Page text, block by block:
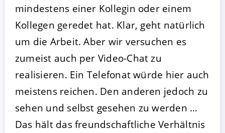
mindestens einer Kollegin oder einem
Kollegen geredet hat. Klar, geht natürlich
um die Arbeit. Aber wir versuchen es
zumeist auch per Video-Chat zu
realisieren. Ein Telefonat würde hier auch
meistens reichen. Den anderen jedoch zu
sehen und selbst gesehen zu werden …
Das hält das freundschaftliche Verhältnis